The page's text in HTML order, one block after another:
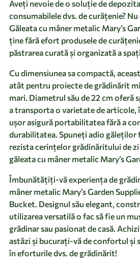
Aveți nevoie de o soluție de
consumabilele dvs. de curățenie?
Găleata cu mâner metalic Mary’s
ține fără efort produsele de
păstrarea curată și organizată a
Cu dimensiunea sa compactă,
atât pentru proiecte de grădinărit
mari. Diametrul său de 22 cm oferă
a transporta o varietate de articole,
ușor asigură portabilitatea fără a
durabilitatea. Spuneți adio găleților
rezista cerințelor grădinăritului de
găleata cu mâner metalic Mary’s
Îmbunătățiți-vă experiența de
mâner metalic Mary’s Garden
Bucket. Designul său elegant,
utilizarea versatilă o fac să fie un
grădinar sau pasionat de casă.
astăzi și bucurați-vă de confortul și
în eforturile dvs. de grădinărit!